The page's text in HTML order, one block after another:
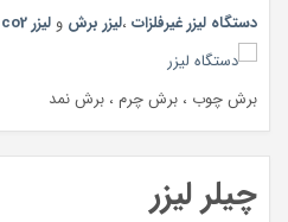
دستگاه لیزر غیرفلزات ،لیزر برش و لیزر co2
برش چوب ، برش چرم ، برش نمد
چیلر لیزر